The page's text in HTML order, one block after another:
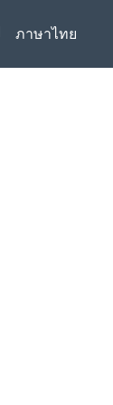
ภาษาไทย